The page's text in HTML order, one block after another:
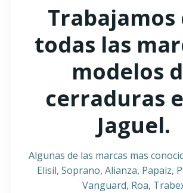
Trabajamos
todas las
modelos
cerraduras
Jaguel.
Algunas de las marcas mas
Elisil, Soprano, Alianza, Papaiz,
Vanguard, Roa,